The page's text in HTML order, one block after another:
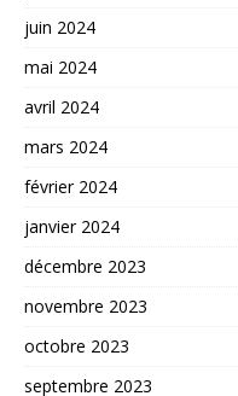
juin 2024
mai 2024
avril 2024
mars 2024
février 2024
janvier 2024
décembre 2023
novembre 2023
octobre 2023
septembre 2023